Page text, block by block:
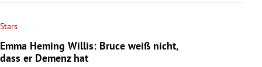
Stars
Emma Heming Willis: Bruce weiß nicht,
dass er Demenz hat